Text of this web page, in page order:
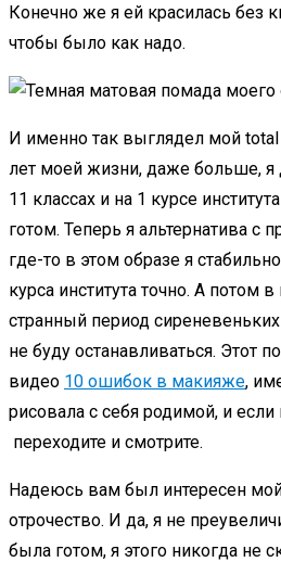
Конечно же я ей красилась без
чтобы было как надо.
И именно так выглядел мой
лет моей жизни, даже больше, я
11 классах и на 1 курсе
готом. Теперь я альтернатива с
где-то в этом образе я
курса института точно. А потом
странный период
не буду останавливаться. Этот
видео 10 ошибок в макияже,
рисовала с себя родимой, и если
переходите и смотрите.
Надеюсь вам был интересен
отрочество. И да, я не
была готом, я этого никогда не